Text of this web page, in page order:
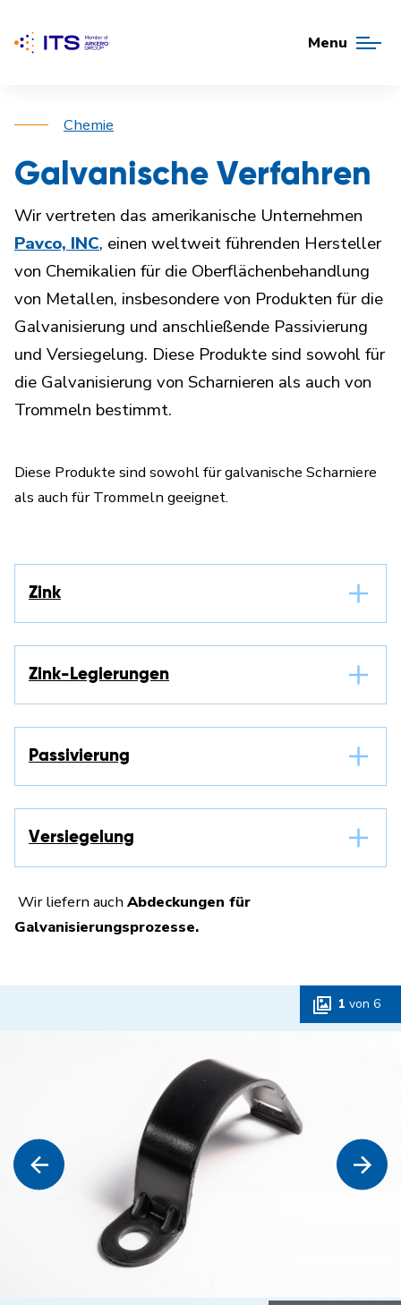
Menu
Chemie
Galvanische Verfahren
Wir vertreten das amerikanische Unternehmen
Pavco, INC, einen weltweit führenden Hersteller
von Chemikalien für die Oberflächenbehandlung
von Metallen, insbesondere von Produkten für die
Galvanisierung und anschließende Passivierung
und Versiegelung. Diese Produkte sind sowohl für
die Galvanisierung von Scharnieren als auch von
Trommeln bestimmt.
Diese Produkte sind sowohl für galvanische Scharniere
als auch für Trommeln geeignet.
Zink
Zink-Legierungen
Passivierung
Versiegelung
Wir liefern auch Abdeckungen für
Galvanisierungsprozesse.
1 von 6